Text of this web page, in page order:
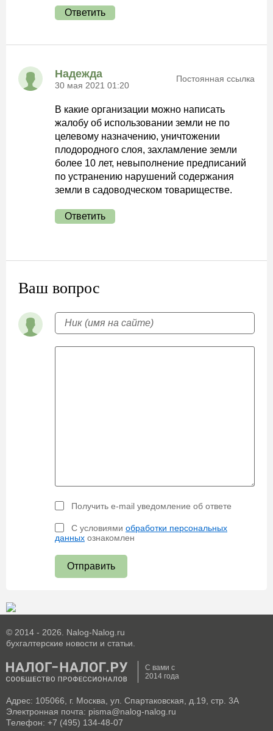
Ответить
Надежда
30 мая 2021 01:20
Постоянная ссылка
В какие организации можно написать
жалобу об использовании земли не по
целевому назначению, уничтожении
плодородного слоя, захламление земли
более 10 лет, невыполнение предписаний
по устранению нарушений содержания
земли в садоводческом товариществе.
Ответить
Ваш вопрос
Получить e-mail уведомление об ответе
С условиями обработки персональных
данных ознакомлен
Отправить
© 2014 - 2026. Nalog-Nalog.ru
бухгалтерские новости и статьи.
С вами с
2014 года
Адрес: 105066, г. Москва, ул. Спартаковская, д.19, стр. 3А
Электронная почта: pisma@nalog-nalog.ru
Телефон: +7 (495) 134-48-07